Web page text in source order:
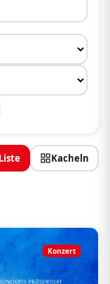
Liste Kacheln
Konzert